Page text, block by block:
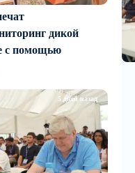
дикой
с помощью
5 дней назад
- рядом со
Seaside Startup